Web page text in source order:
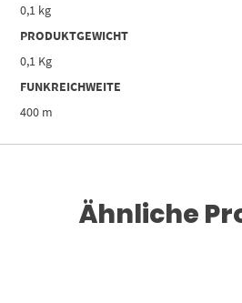
0,1 kg
PRODUKTGEWICHT
0,1 Kg
FUNKREICHWEITE
400 m
Ähnliche